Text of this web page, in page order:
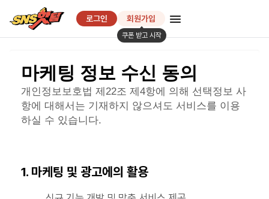
SNS핫딜
로그인 회원가입
쿠폰 받고 시작
마케팅 정보 수신 동의
개인정보보호법 제22조 제4항에 의해 선택정보 사
항에 대해서는 기재하지 않으셔도 서비스를 이용
하실 수 있습니다.
1. 마케팅 및 광고에의 활용